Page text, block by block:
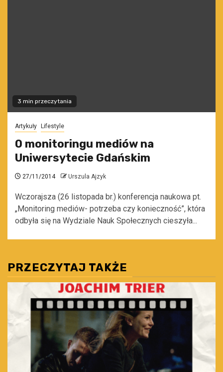
3 min przeczytania
Artykuły Lifestyle
O monitoringu mediów na
Uniwersytecie Gdańskim
27/11/2014 Urszula Ajzyk
Wczorajsza (26 listopada br.) konferencja naukowa pt.
„Monitoring mediów- potrzeba czy konieczność”, która
odbyła się na Wydziale Nauk Społecznych cieszyła...
PRZECZYTAJ TAKŻE